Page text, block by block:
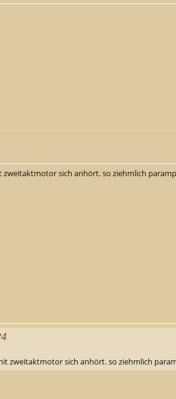
zweitaktmotor sich anhört. so ziehmlich
zweitaktmotor sich anhört. so ziehmlich